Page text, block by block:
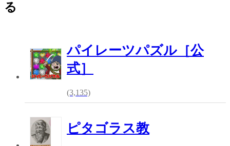
る
パイレーツパズル［公
式］
(3,135)
ピタゴラス教